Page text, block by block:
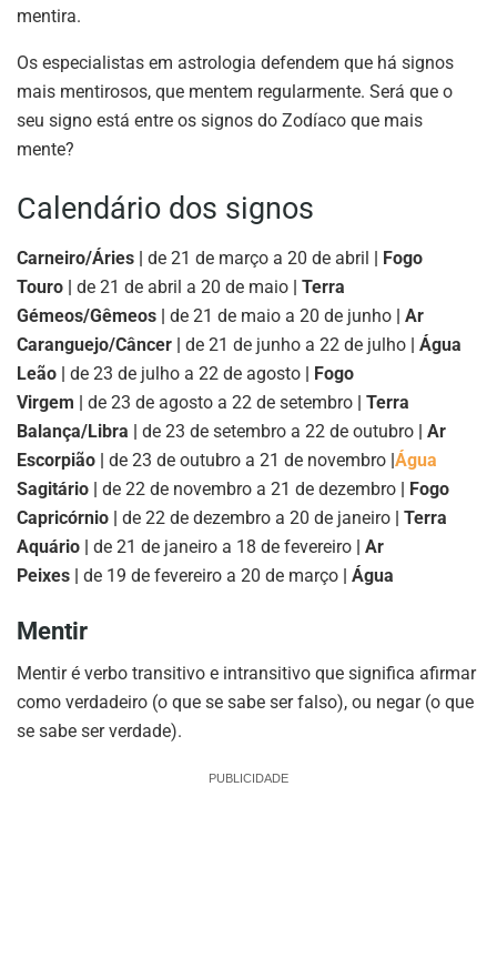
mentira.
Os especialistas em astrologia defendem que há signos
mais mentirosos, que mentem regularmente. Será que o
seu signo está entre os signos do Zodíaco que mais
mente?
Calendário dos signos
Carneiro/Áries | de 21 de março a 20 de abril | Fogo
Touro | de 21 de abril a 20 de maio | Terra
Gémeos/Gêmeos | de 21 de maio a 20 de junho | Ar
Caranguejo/Câncer | de 21 de junho a 22 de julho | Água
Leão | de 23 de julho a 22 de agosto | Fogo
Virgem | de 23 de agosto a 22 de setembro | Terra
Balança/Libra | de 23 de setembro a 22 de outubro | Ar
Escorpião | de 23 de outubro a 21 de novembro |Água
Sagitário | de 22 de novembro a 21 de dezembro | Fogo
Capricórnio | de 22 de dezembro a 20 de janeiro | Terra
Aquário | de 21 de janeiro a 18 de fevereiro | Ar
Peixes | de 19 de fevereiro a 20 de março | Água
Mentir
Mentir é verbo transitivo e intransitivo que significa afirmar
como verdadeiro (o que se sabe ser falso), ou negar (o que
se sabe ser verdade).
PUBLICIDADE